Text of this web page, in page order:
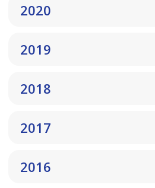
2020
2019
2018
2017
2016